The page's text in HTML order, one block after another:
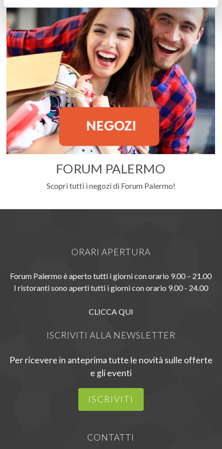
FORUM PALERMO
Scopri tutti i negozi di Forum Palermo!
ORARI APERTURA
Forum Palermo è aperto tutti i giorni con orario 9.00 – 21.00
I ristoranti sono aperti tutti i giorni con orario 9.00 - 24.00
CLICCA QUI
ISCRIVITI ALLA NEWSLETTER
Per ricevere in anteprima tutte le novità sulle offerte
e gli eventi
ISCRIVITI
CONTATTI